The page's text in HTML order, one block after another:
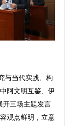
与当代实践、构
阿文明互鉴、伊
开三场主题发言
观点鲜明，立意